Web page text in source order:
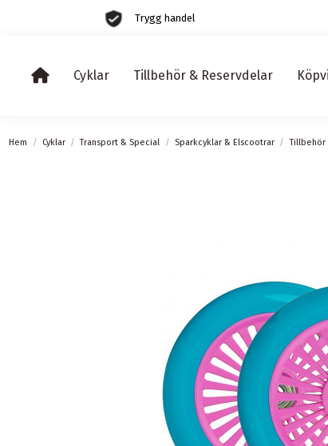
Trygg handel
Cyklar Tillbehör & Reservdelar
Hem Cyklar Transport & Special Sparkcyklar & Elscootrar Tillbehör